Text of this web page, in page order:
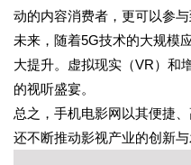
动的内容消费者，更可以参
未来，随着5G技术的大规模
大提升。虚拟现实（VR）和
的视听盛宴。
总之，手机电影网以其便捷
还不断推动影视产业的创新